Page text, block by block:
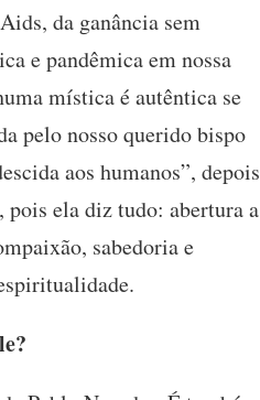
da ganância sem
e pandêmica em nossa
mística é autêntica se
pelo nosso querido bispo
aos humanos”, depois
pois ela diz tudo: abertura a
sabedoria e